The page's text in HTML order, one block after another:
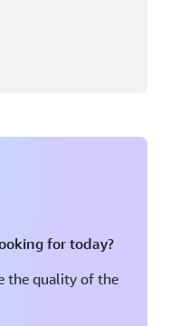
for today?
the quality of the